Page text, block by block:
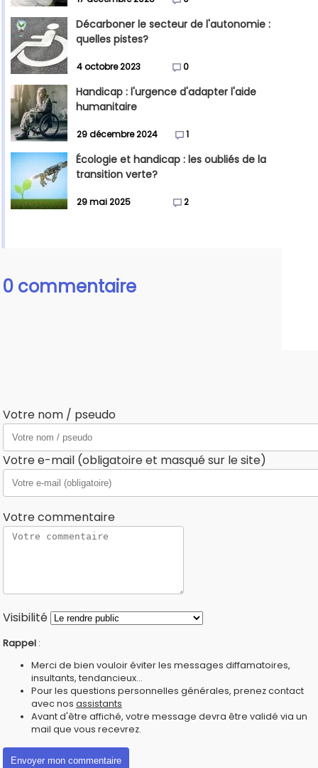
Décarboner le secteur de l'autonomie :
quelles pistes?
4 octobre 2023 0
Handicap : l'urgence d'adapter l'aide
humanitaire
29 décembre 2024 1
Écologie et handicap : les oubliés de la
transition verte?
29 mai 2025 2
0 commentaire
Votre nom / pseudo
Votre e-mail (obligatoire et masqué sur le site)
Votre commentaire
Visibilité
Rappel :
Merci de bien vouloir éviter les messages diffamatoires,
insultants, tendancieux...
Pour les questions personnelles générales, prenez contact
avec nos assistants
Avant d'être affiché, votre message devra être validé via un
mail que vous recevrez.